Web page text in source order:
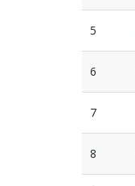
5
6
7
8